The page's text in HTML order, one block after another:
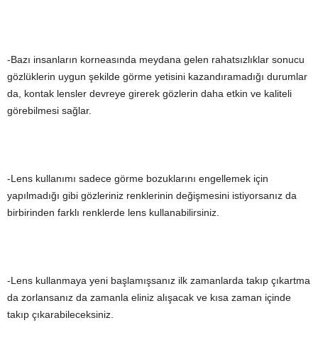
-Bazı insanların korneasında meydana gelen rahatsızlıklar sonucu
gözlüklerin uygun şekilde görme yetisini kazandıramadığı durumlar
da, kontak lensler devreye girerek gözlerin daha etkin ve kaliteli
görebilmesi sağlar.
-Lens kullanımı sadece görme bozuklarını engellemek için
yapılmadığı gibi gözleriniz renklerinin değişmesini istiyorsanız da
birbirinden farklı renklerde lens kullanabilirsiniz.
-Lens kullanmaya yeni başlamışsanız ilk zamanlarda takıp çıkartma
da zorlansanız da zamanla eliniz alışacak ve kısa zaman içinde
takıp çıkarabileceksiniz.